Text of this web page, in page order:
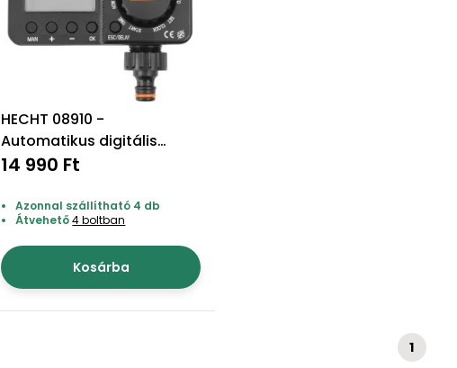
HECHT 08910 -
Automatikus digitális
locsoló időzítő
14 990 Ft
Azonnal szállítható 4 db
Átvehető4 boltban
Kosárba
1